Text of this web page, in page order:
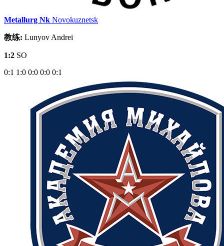
Metallurg Nk Novokuznetsk
教练: Lunyov Andrei
1:2 SO
0:1 1:0 0:0 0:0 0:1